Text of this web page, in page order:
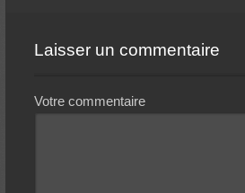
Laisser un commentaire
Votre commentaire